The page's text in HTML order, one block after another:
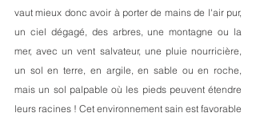
vaut mieux donc avoir à porter de mains de l'air pur,
un ciel dégagé, des arbres, une montagne ou la
mer, avec un vent salvateur, une pluie nourricière,
un sol en terre, en argile, en sable ou en roche,
mais un sol palpable où les pieds peuvent étendre
leurs racines ! Cet environnement sain est favorable